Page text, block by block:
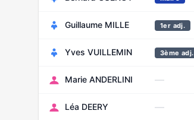
Guillaume MILLE 1er adj.
Yves VUILLEMIN 3ème adj.
Marie ANDERLINI —
Léa DEERY —